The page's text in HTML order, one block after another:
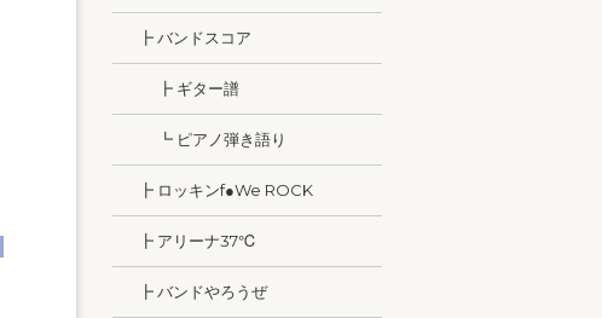
┣ バンドスコア
┣ ギター譜
┗ ピアノ弾き語り
┣ ロッキンf●We ROCK
┣ アリーナ37℃
┣ バンドやろうぜ